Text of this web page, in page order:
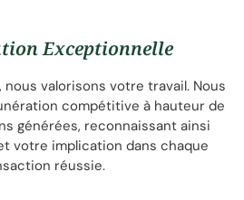
Exceptionnelle
nous valorisons votre travail. Nous
compétitive à hauteur de
générées, reconnaissant ainsi
votre implication dans chaque
réussie.